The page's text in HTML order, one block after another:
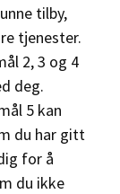
tilby,
tjenester.
2, 3 og 4
deg.
5 kan
du har gitt
for å
du ikke